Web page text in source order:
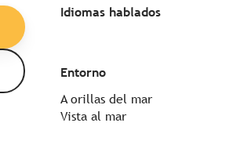
Idiomas hablados
Idiomas hablados
Entorno
Entorno
A orillas del mar
Vista al mar